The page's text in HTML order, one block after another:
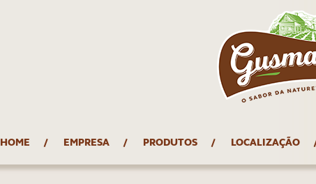
HOME EMPRESA PRODUTOS LOCALIZAÇÃO